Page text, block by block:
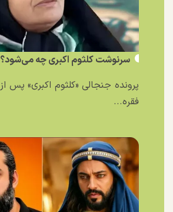
سرنوشت کلثوم اکبری چه می‌شود؟
فقره...